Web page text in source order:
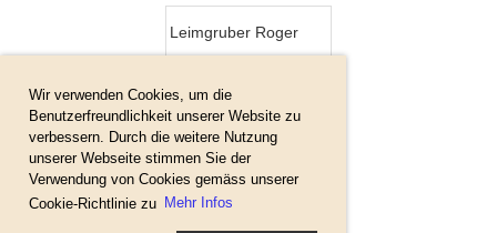
Wir verwenden Cookies, um die
Benutzerfreundlichkeit unserer Website zu
verbessern. Durch die weitere Nutzung
unserer Webseite stimmen Sie der
Verwendung von Cookies gemäss unserer
Cookie-Richtlinie zu Mehr Infos
Leimgruber Roger
De Grimaldi Fürst
Albert
Zopfi Jürg